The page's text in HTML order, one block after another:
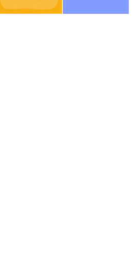
trường điện tử, được sửa đổi, bổ sung